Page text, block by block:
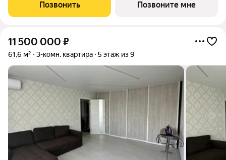
класса «Резиденция ДАН» от
Позвонить Позвоните мне
11 500 000 ₽
61,6 м² 3-комн. квартира 5 этаж из 9